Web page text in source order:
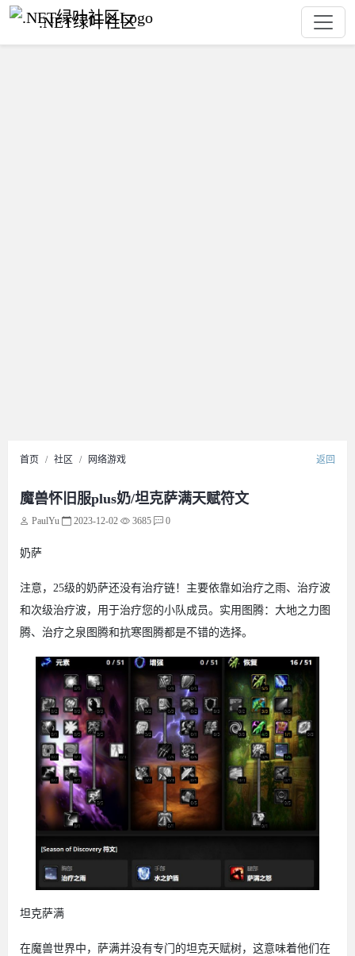
.NET绿叶社区
首页 社区 网络游戏 返回
魔兽怀旧服plus奶/坦克萨满天赋符文
PaulYu 2023-12-02 3685 0
奶萨
注意，25级的奶萨还没有治疗链！主要依靠如治疗之雨、治疗波
和次级治疗波，用于治疗您的小队成员。实用图腾：大地之力图
腾、治疗之泉图腾和抗寒图腾都是不错的选择。
坦克萨满
在魔兽世界中，萨满并没有专门的坦克天赋树，这意味着他们在